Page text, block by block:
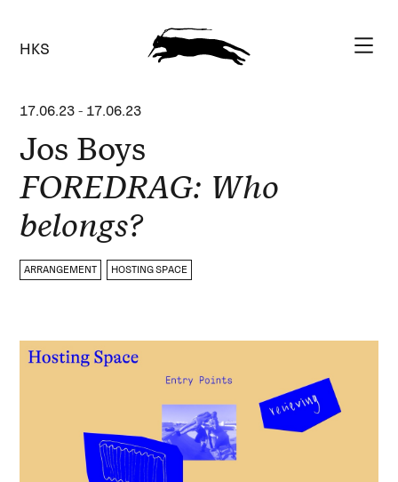
HKS
17.06.23 - 17.06.23
Jos Boys
FOREDRAG: Who
belongs?
ARRANGEMENT HOSTING SPACE